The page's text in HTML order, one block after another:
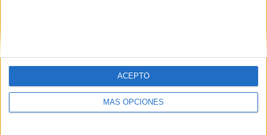
MÁS OPCIONES
ACEPTO
email